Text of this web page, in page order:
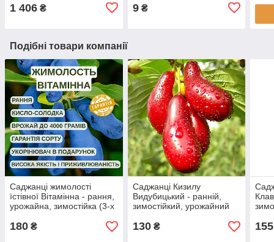
1 406 ₴ 9₴
Подібні товари компанії
Саджанці жимолості
їстівної Вітамінна - рання,
урожайна, зимостійка (3-х
180 ₴
Саджанці Кизилу
Видубицький - ранній,
зимостійкий, урожайний
130₴ 155